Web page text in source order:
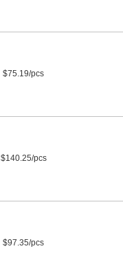
$75.19/pcs
$140.25/pcs
$97.35/pcs